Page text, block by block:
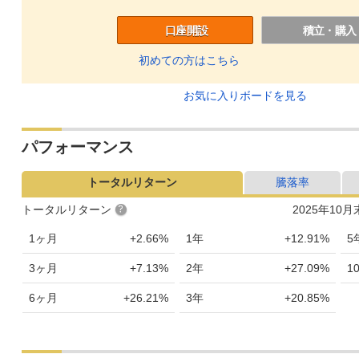
口座開設
初めての方はこちら
積立・購入
お気に入りボードを見る
パフォーマンス
トータルリターン 騰落率
2025年10月
トータルリターン
1ヶ月 +2.66%
3ヶ月 +7.13%
6ヶ月 +26.21%
1年 +12.91%
2年 +27.09%
3年 +20.85%
5